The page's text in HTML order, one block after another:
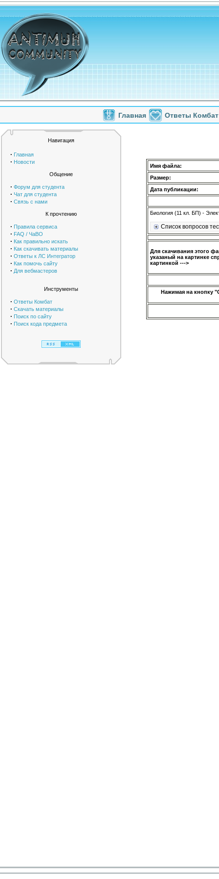
Главная Ответы Комбат
Навигация
· Главная
· Новости
Общение
· Форум для студента
· Чат для студента
· Связь с нами
К прочтению
· Правила сервиса
· FAQ / ЧаВО
· Как правильно искать
· Как скачивать материалы
· Ответы к ЛС Интегратор
· Как помочь сайту
· Для вебмастеров
Инструменты
· Ответы Комбат
· Скачать материалы
· Поиск по сайту
· Поиск кода предмета
Имя файла:
Размер:
Дата публикации:
Биология (11 кл. БП) -
Список вопросов
Для скачивания этого
указаный на картинке
картинкой --->
Нажимая на кнопку